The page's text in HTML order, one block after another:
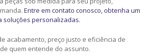
Entre em contato conosco, obtenha um
soluções personalizadas.
acabamento, preço justo e eficiência de
quem entende do assunto.